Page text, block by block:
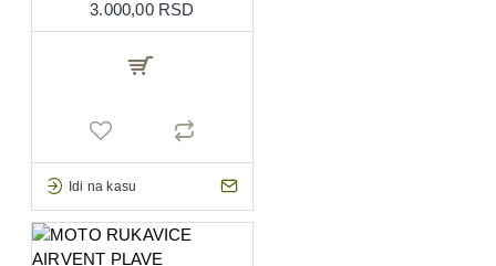
3.000,00 RSD
Idi na kasu